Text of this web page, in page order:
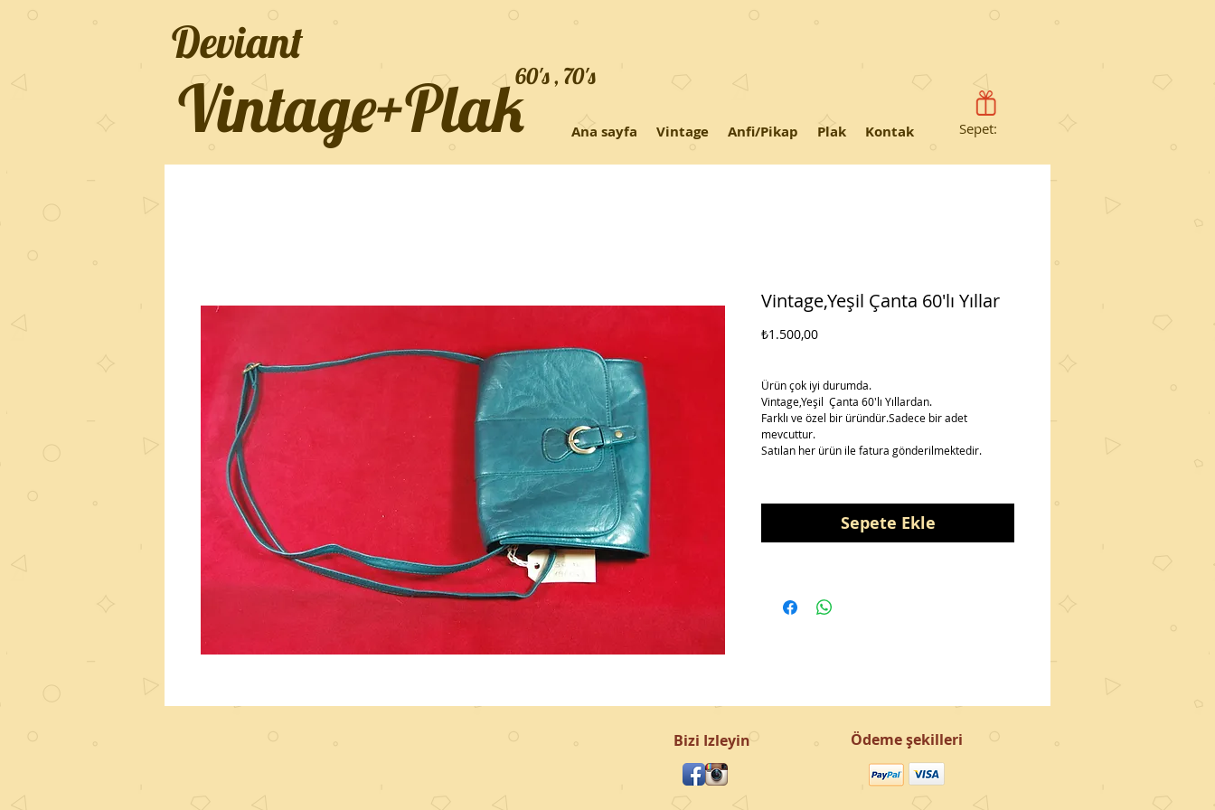
Vintage+Plak Ana sayfa Vintage Anfi/Pikap Plak Kontak
Deviant
60's , 70's
Sepet:
Vintage,Yeşil Çanta 60'lı Yıllar
₺1.500,00Fiyat
Ürün çok iyi durumda.
Vintage,Yeşil  Çanta 60'lı Yıllardan.
Farklı ve özel bir üründür.Sadece bir adet
mevcuttur.
Satılan her ürün ile fatura gönderilmektedir.
Sepete Ekle
Bizi Izleyin Ödeme şekilleri